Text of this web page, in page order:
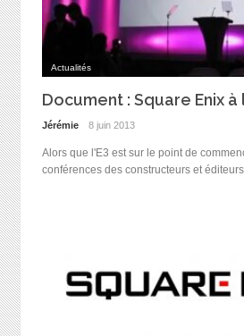
Actualités
Document : Square Enix à
Jérémie 8 juin 2013
Alors que l'E3 est sur le point de
conférences des constructeurs et éditeurs